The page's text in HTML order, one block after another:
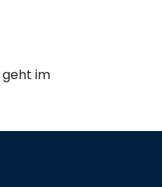
geht im